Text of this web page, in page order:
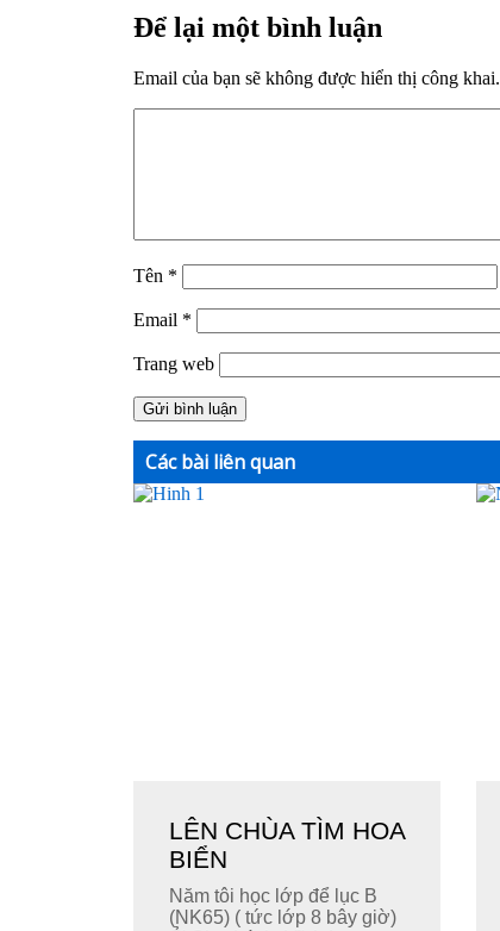
Để lại một bình luận
Email của bạn sẽ không được hiển thị công khai.
Tên *
Email *
Trang web
Các bài liên quan
LÊN CHÙA TÌM HOA
BIỂN
Năm tôi học lớp để lục B
(NK65) ( tức lớp 8 bây giờ)